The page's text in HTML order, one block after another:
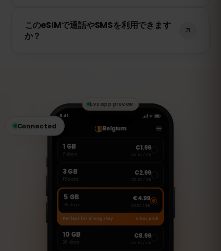
と、1台のデバイスにのみ紐付けられます。
スマートフォンを変更する場合は、新しい
このeSIMで通話やSMSを利用できます
か？